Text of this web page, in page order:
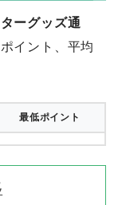
ーグッズ通
イント、平均
最低ポイント